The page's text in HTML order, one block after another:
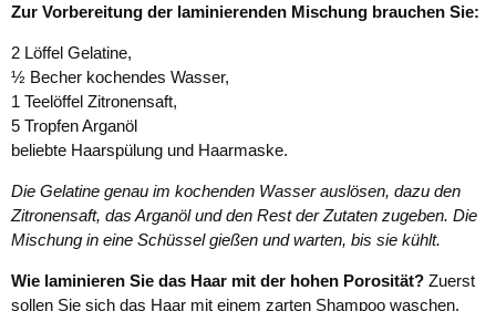
Zur Vorbereitung der laminierenden Mischung brauchen Sie:
2 Löffel Gelatine,
½ Becher kochendes Wasser,
1 Teelöffel Zitronensaft,
5 Tropfen Arganöl
beliebte Haarspülung und Haarmaske.
Die Gelatine genau im kochenden Wasser auslösen, dazu den
Zitronensaft, das Arganöl und den Rest der Zutaten zugeben. Die
Mischung in eine Schüssel gießen und warten, bis sie kühlt.
Wie laminieren Sie das Haar mit der hohen Porosität? Zuerst
sollen Sie sich das Haar mit einem zarten Shampoo waschen.